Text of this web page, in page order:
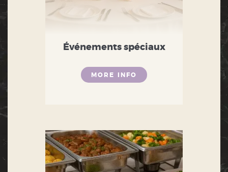
Événements spéciaux
MORE INFO